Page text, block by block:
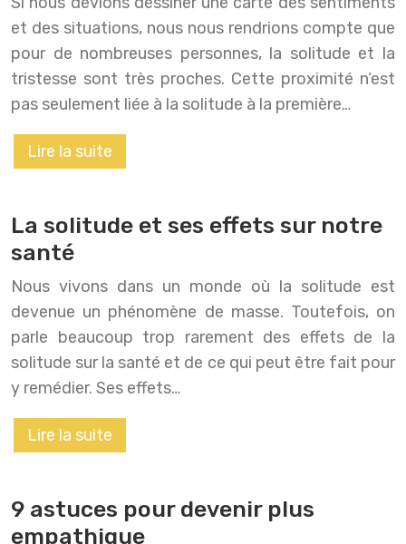
et des situations, nous nous rendrions compte que
pour de nombreuses personnes, la solitude et la
tristesse sont très proches. Cette proximité n’est
pas seulement liée à la solitude à la première…
Lire la suite
La solitude et ses effets sur notre
santé
Nous vivons dans un monde où la solitude est
devenue un phénomène de masse. Toutefois, on
parle beaucoup trop rarement des effets de la
solitude sur la santé et de ce qui peut être fait pour
y remédier. Ses effets…
Lire la suite
9 astuces pour devenir plus
empathique